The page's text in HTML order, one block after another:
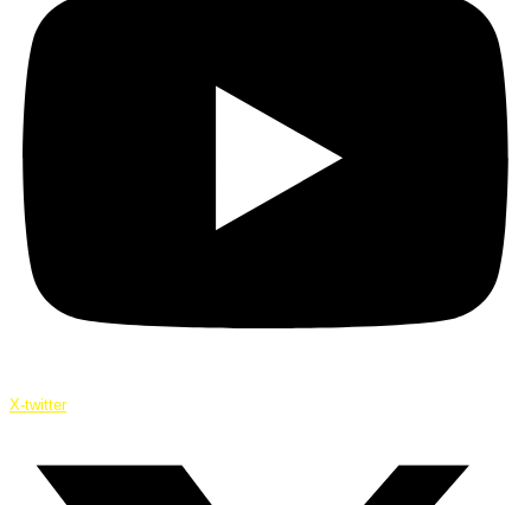
X-twitter